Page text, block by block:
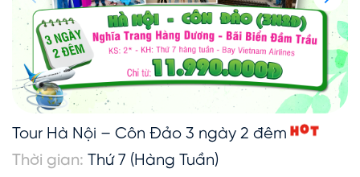
Tour Hà Nội – Côn Đảo 3 ngày 2 đêmHOT
Thời gian: Thứ 7 (Hàng Tuần)